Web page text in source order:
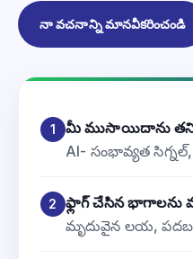
నా వచనాన్ని మానవీకరించండి
1
మీ ముసాయిదాను
AI- సంభావ్యత సిగ్నల్,
2
ఫ్లాగ్ చేసిన భాగాలను
మృదువైన లయ,